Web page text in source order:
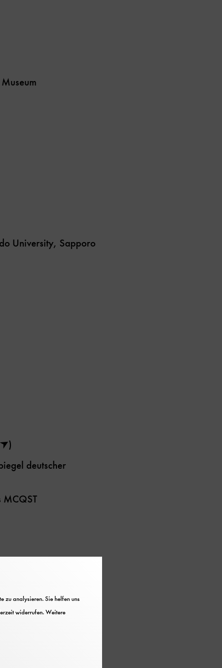
University, Sapporo
)
deutscher
MCQST
zu analysieren. Sie helfen uns
widerrufen. Weitere